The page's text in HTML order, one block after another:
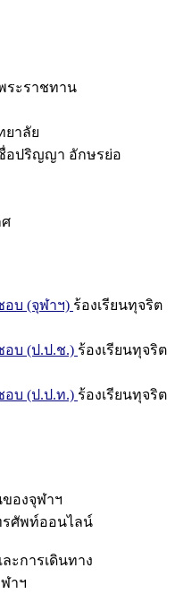
ระราชทาน
ยาลัย
อปริญญา อักษรย่อ
อบ (จุฬาฯ) ร้องเรียนทุจริต
อบ (ป.ป.ช.) ร้องเรียนทุจริต
อบ (ป.ป.ท.) ร้องเรียนทุจริต
องจุฬาฯ
ศัพท์ออนไลน์
ะการเดินทาง
าฯ